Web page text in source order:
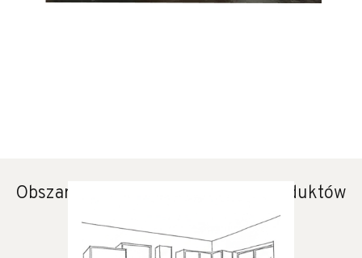
Obszary zastosowania naszych produktów